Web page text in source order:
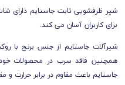
شیر ظرفشویی ثابت جاستایم دارای
برای کاربران آسان می کند.
همچنین فاقد سرب در محصولات خود
جاستایم باعث مقاوم در برابر حرارت و